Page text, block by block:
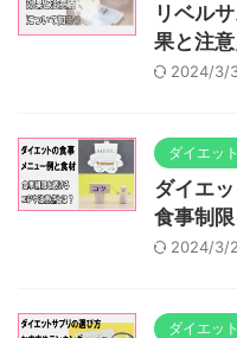
リベル
果と注
2024/3/
ダイエット
ダイエ
食事制
2024/3/
ダイエット